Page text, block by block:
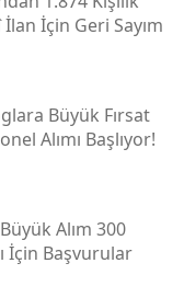
İlan İçin Geri Sayım
Büyük Fırsat
Alımı Başlıyor!
Alım 300
İçin Başvurular